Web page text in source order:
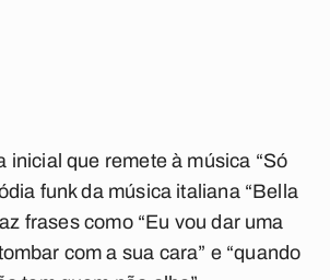
inicial que remete à música “Só
funk da música italiana “Bella
frases como “Eu vou dar uma
com a sua cara” e “quando